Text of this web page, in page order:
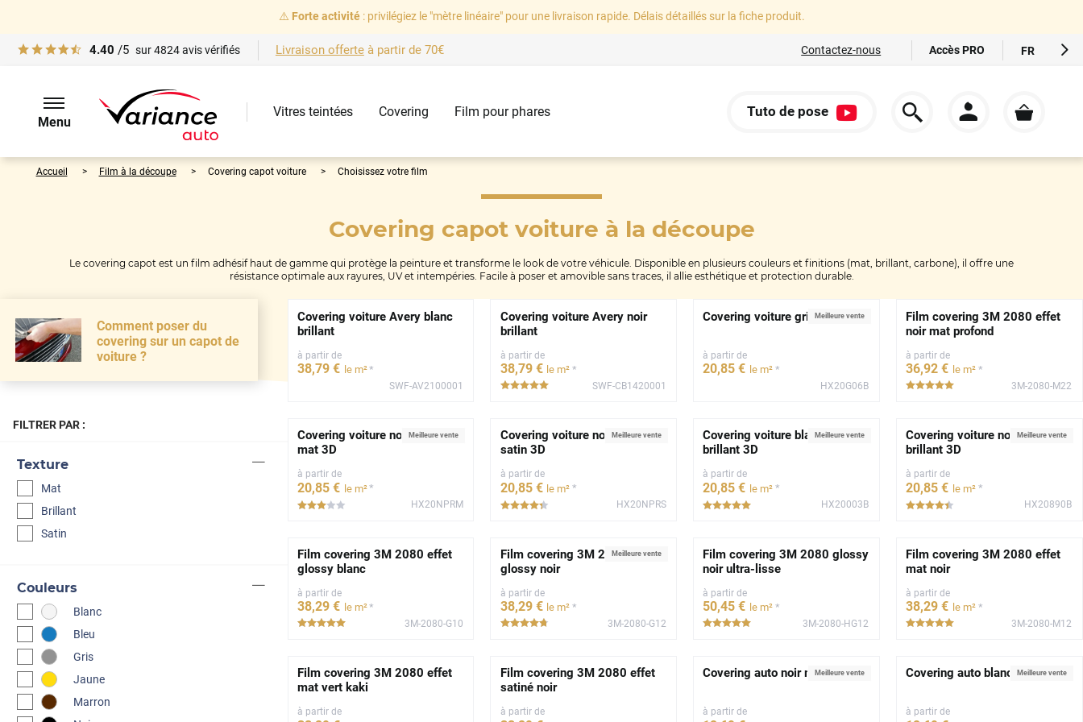
⚠️ Forte activité: privilégiez le "mètre linéaire" pour une livraison rapide. Délais détaillés sur la fiche produit.
4.40 /5 sur4824avis vérifiés Livraison offerteà partir de 70€ Contactez-nous Accès PRO FR
DE
Menu
Vitres teintées Covering Film pour phares Tuto de pose
Accueil Film à la découpe Covering capot voiture Choisissez votre film
Covering capot voiture à la découpe
Le covering capot est un film adhésif haut de gamme qui protège la peinture et transforme le look de votre véhicule. Disponible en plusieurs couleurs et finitions (mat, brillant, carbone), il offre une
résistance optimale aux rayures, UV et intempéries. Facile à poser et amovible sans traces, il allie esthétique et protection durable.
Comment poser du
covering sur un capot de
voiture ?
FILTRER PAR :
Texture
Mat
Brillant
Satin
Couleurs
Blanc
Bleu
Gris
Jaune
Marron
Covering voiture Avery blanc
brillant
à partir de
38,79 € le m²*
SWF-AV2100001
Covering voiture Avery noir
brillant
à partir de
38,79 € le m² *
***** SWF-CB1420001
Meilleure vente
Covering voiture gris Nardo 3D
à partir de
20,85 € le m² *
HX20G06B
Film covering 3M 2080 effet
noir mat profond
à partir de
36,92 € le m² *
3M-2080-M22
Meilleure vente
Covering voiture noir profond
mat 3D
à partir de
20,85 € le m²*
***** HX20NPRM
Meilleure vente
Covering voiture noir profond
satin 3D
à partir de
20,85 € le m² *
***** HX20NPRS
Meilleure vente
Covering voiture blanc glacier
brillant 3D
à partir de
20,85 € le m² *
HX20003B
Meilleure vente
Covering voiture noir profond
brillant 3D
à partir de
20,85 € le m² *
***** HX20890B
Film covering 3M 2080 effet
glossy blanc
à partir de
38,29 € le m²*
***** 3M-2080-G10
Meilleure vente
Film covering 3M 2080 effet
glossy noir
à partir de
38,29 € le m² *
***** 3M-2080-G12
Film covering 3M 2080 glossy
noir ultra-lisse
à partir de
50,45 € le m² *
3M-2080-HG12
Film covering 3M 2080 effet
mat noir
à partir de
38,29 € le m² *
3M-2080-M12
Film covering 3M 2080 effet
mat vert kaki
à partir de
Film covering 3M 2080 effet
satiné noir
à partir de
Meilleure vente
Covering auto noir mat 2D
à partir de
Meilleure vente
Covering auto blanc brillant 2D
à partir de